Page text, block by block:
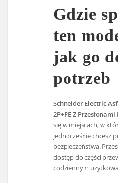
Gdzie
ten
jak go
potrzeb
Schneider Electric
2P+PE Z Przesłonami
się w miejscach, w
jednocześnie chcesz
bezpieczeństwa.
dostęp do części
codziennym